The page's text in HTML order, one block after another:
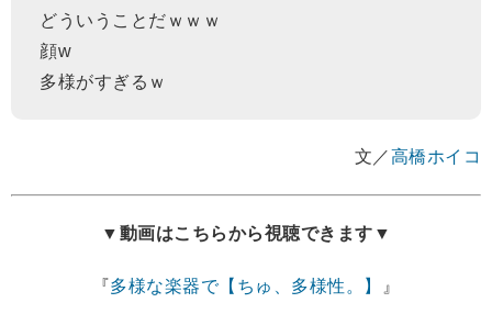
どういうことだｗｗｗ
顔w
多様がすぎるｗ
文／高橋ホイコ
▼動画はこちらから視聴できます▼
『多様な楽器で【ちゅ、多様性。】 』